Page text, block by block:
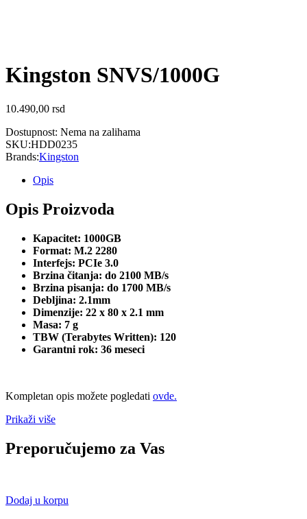
Kingston SNVS/1000G
10.490,00 rsd
Dostupnost: Nema na zalihama
SKU:HDD0235
Brands:Kingston
Opis
Opis Proizvoda
Kapacitet: 1000GB
Format: M.2 2280
Interfejs: PCIe 3.0
Brzina čitanja: do 2100 MB/s
Brzina pisanja: do 1700 MB/s
Debljina: 2.1mm
Dimenzije: 22 x 80 x 2.1 mm
Masa: 7 g
TBW (Terabytes Written): 120
Garantni rok: 36 meseci
Kompletan opis možete pogledati ovde.
Prikaži više
Preporučujemo za Vas
Dodaj u korpu